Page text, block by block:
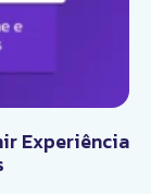
Experiência